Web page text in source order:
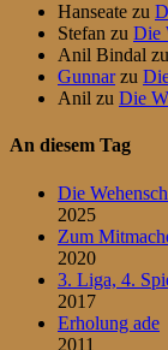
Hanseate zu
Stefan zu Die
Anil Bindal zu
Gunnarzu
Anil zu Die
An diesem Tag
Die
2025
Zum
2020
3. Liga, 4.
2017
Erholung ade
2011